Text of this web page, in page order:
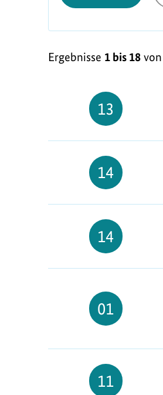
i
n
s
h
Ergebnisse 1 bis 18 von
13
13.
14
14.
14
14.
01
01.
11
11.